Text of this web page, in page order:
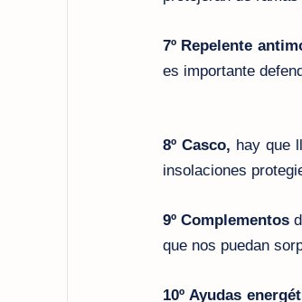
7º Repelente
es importante
8º Casco, hay que
insolaciones
9º Complementos
que nos puedan
10º Ayudas